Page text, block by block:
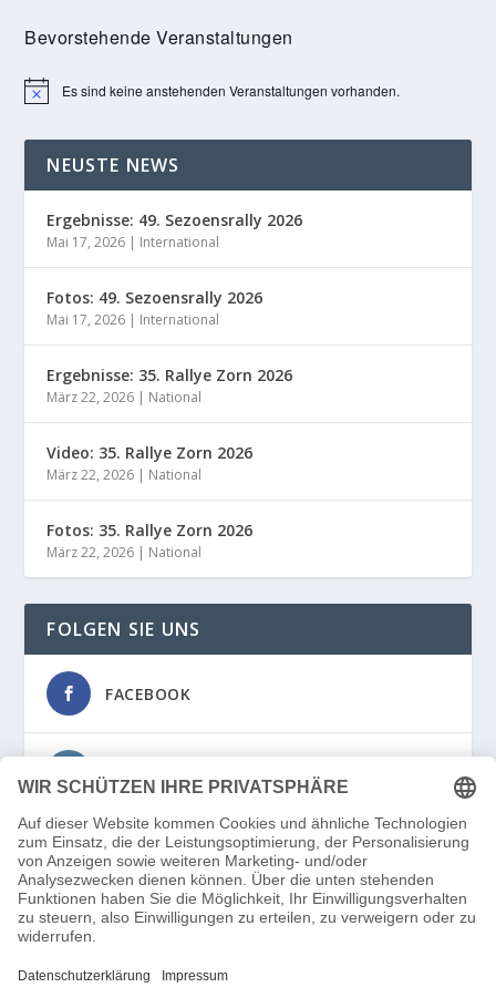
Bevorstehende Veranstaltungen
HinweisEs sind keine anstehenden Veranstaltungen vorhanden.
NEUSTE NEWS
Ergebnisse: 49. Sezoensrally 2026
Mai 17, 2026 | International
Fotos: 49. Sezoensrally 2026
Mai 17, 2026 | International
Ergebnisse: 35. Rallye Zorn 2026
März 22, 2026 | National
Video: 35. Rallye Zorn 2026
März 22, 2026 | National
Fotos: 35. Rallye Zorn 2026
März 22, 2026 | National
FOLGEN SIE UNS
FACEBOOK